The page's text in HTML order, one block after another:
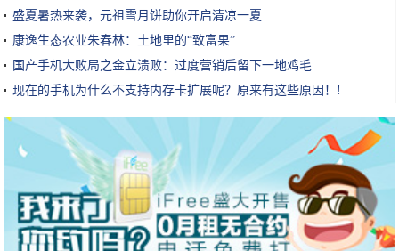
盛夏暑热来袭，元祖雪月饼助你开启清凉一夏
康逸生态农业朱春林：土地里的“致富果”
国产手机大败局之金立溃败：过度营销后留下一地鸡毛
现在的手机为什么不支持内存卡扩展呢？原来有这些原因！!